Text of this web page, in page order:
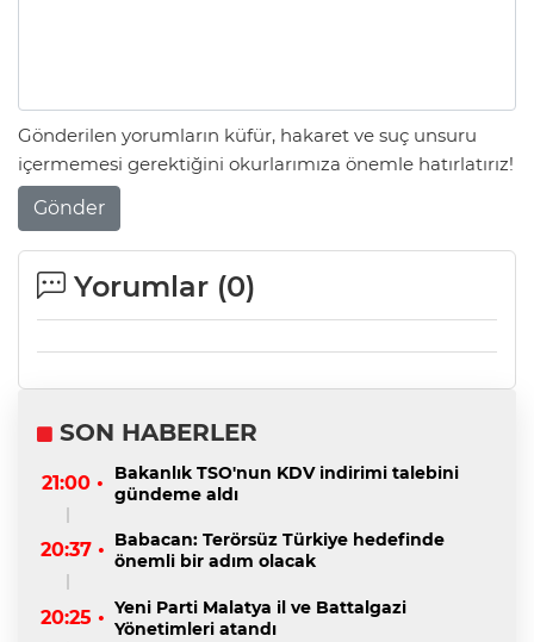
Gönderilen yorumların küfür, hakaret ve suç unsuru
içermemesi gerektiğini okurlarımıza önemle hatırlatırız!
Gönder
Yorumlar (0)
SON HABERLER
21:00 •
Bakanlık TSO'nun KDV indirimi talebini
gündeme aldı
20:37 • Babacan: Terörsüz Türkiye hedefinde
önemli bir adım olacak
20:25 • Yeni Parti Malatya il ve Battalgazi
Yönetimleri atandı